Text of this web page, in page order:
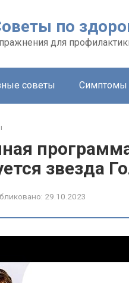
по
для
советы Симптомы
звезда
29.10.2023